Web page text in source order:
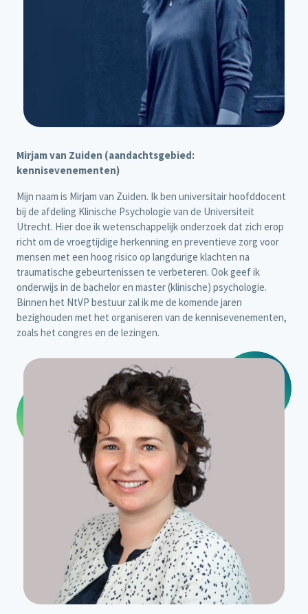
Mirjam van Zuiden (aandachtsgebied:
kennisevenementen)
Mijn naam is Mirjam van Zuiden. Ik ben universitair hoofddocent
bij de afdeling Klinische Psychologie van de Universiteit
Utrecht. Hier doe ik wetenschappelijk onderzoek dat zich erop
richt om de vroegtijdige herkenning en preventieve zorg voor
mensen met een hoog risico op langdurige klachten na
traumatische gebeurtenissen te verbeteren. Ook geef ik
onderwijs in de bachelor en master (klinische) psychologie.
Binnen het NtVP bestuur zal ik me de komende jaren
bezighouden met het organiseren van de kennisevenementen,
zoals het congres en de lezingen.